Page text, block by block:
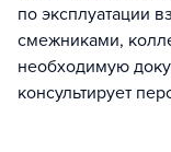
по эксплуатации
смежниками,
необходимую
консультирует